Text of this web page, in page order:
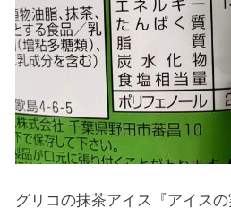
グリコの抹茶アイス『アイスの